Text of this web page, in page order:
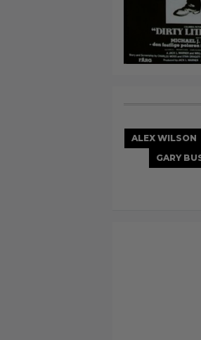
ALEX WILSON
GARY